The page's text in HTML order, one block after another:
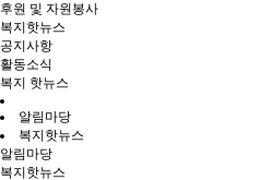
후원 및 자원봉사
복지핫뉴스
공지사항
활동소식
복지 핫뉴스
알림마당
복지핫뉴스
알림마당
복지핫뉴스